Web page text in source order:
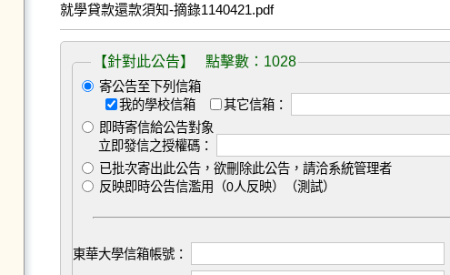
就學貸款還款須知-摘錄1140421.pdf
【針對此公告】 點擊數：1028
寄公告至下列信箱
我的學校信箱
其它信箱：
即時寄信給公告對象
立即發信之授權碼：
已批次寄出此公告，欲刪除此公告，請洽系統管理者
反映即時公告信濫用（0人反映）（測試）
東華大學信箱帳號：